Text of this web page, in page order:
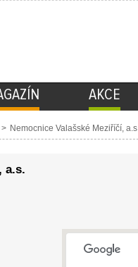
AKCE
> Nemocnice Valašské Meziříčí,
a.s.